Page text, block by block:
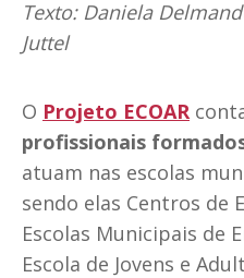
Texto: Daniela
Juttel
O Projeto ECOAR
profissionais
atuam nas escolas
sendo elas Centros de
Escolas Municipais de
Escola de Jovens e